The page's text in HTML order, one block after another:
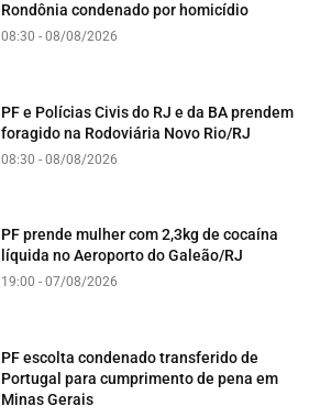
Rondônia condenado por homicídio
08:30 - 08/08/2026
PF e Polícias Civis do RJ e da BA prendem
foragido na Rodoviária Novo Rio/RJ
08:30 - 08/08/2026
PF prende mulher com 2,3kg de cocaína
líquida no Aeroporto do Galeão/RJ
19:00 - 07/08/2026
PF escolta condenado transferido de
Portugal para cumprimento de pena em
Minas Gerais